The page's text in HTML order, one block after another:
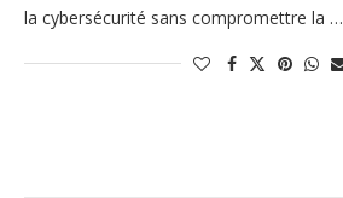
la cybersécurité sans compromettre la …